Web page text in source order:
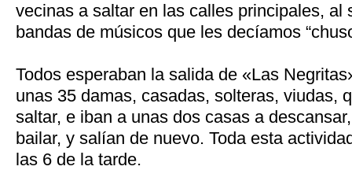
vecinas a saltar en las calles principales, al
bandas de músicos que les decíamos
Todos esperaban la salida de «Las
unas 35 damas, casadas, solteras, viudas,
saltar, e iban a unas dos casas a
bailar, y salían de nuevo. Toda esta
las 6 de la tarde.